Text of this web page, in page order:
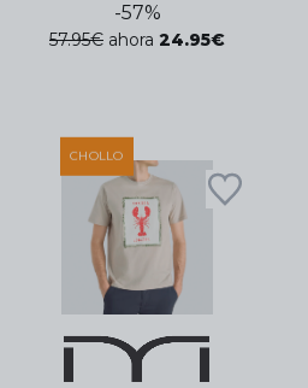
-57%
57.95€ ahora 24.95€
CHOLLO